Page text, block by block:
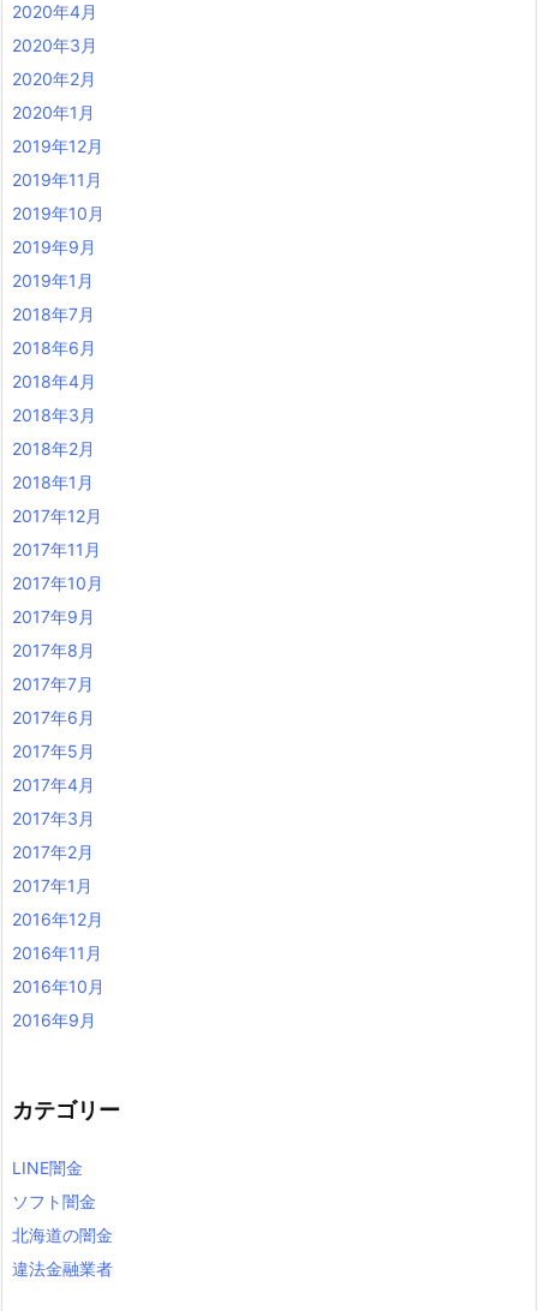
2020年4月
2020年3月
2020年2月
2020年1月
2019年12月
2019年11月
2019年10月
2019年9月
2019年1月
2018年7月
2018年6月
2018年4月
2018年3月
2018年2月
2018年1月
2017年12月
2017年11月
2017年10月
2017年9月
2017年8月
2017年7月
2017年6月
2017年5月
2017年4月
2017年3月
2017年2月
2017年1月
2016年12月
2016年11月
2016年10月
2016年9月
カテゴリー
LINE闇金
ソフト闇金
北海道の闇金
違法金融業者